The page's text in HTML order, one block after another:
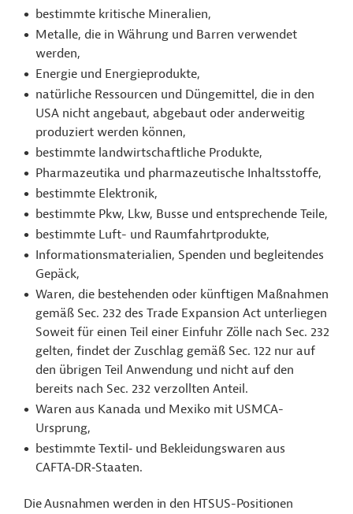
bestimmte kritische Mineralien,
Metalle, die in Währung und Barren verwendet
werden,
Energie und Energieprodukte,
natürliche Ressourcen und Düngemittel, die in den
USA nicht angebaut, abgebaut oder anderweitig
produziert werden können,
bestimmte landwirtschaftliche Produkte,
Pharmazeutika und pharmazeutische Inhaltsstoffe,
bestimmte Elektronik,
bestimmte Pkw, Lkw, Busse und entsprechende Teile,
bestimmte Luft- und Raumfahrtprodukte,
Informationsmaterialien, Spenden und begleitendes
Gepäck,
Waren, die bestehenden oder künftigen Maßnahmen
gemäß Sec. 232 des Trade Expansion Act unterliegen
Soweit für einen Teil einer Einfuhr Zölle nach Sec. 232
gelten, findet der Zuschlag gemäß Sec. 122 nur auf
den übrigen Teil Anwendung und nicht auf den
bereits nach Sec. 232 verzollten Anteil.
Waren aus Kanada und Mexiko mit USMCA-
Ursprung,
bestimmte Textil‑ und Bekleidungswaren aus
CAFTA‑DR‑Staaten.
Die Ausnahmen werden in den HTSUS-Positionen